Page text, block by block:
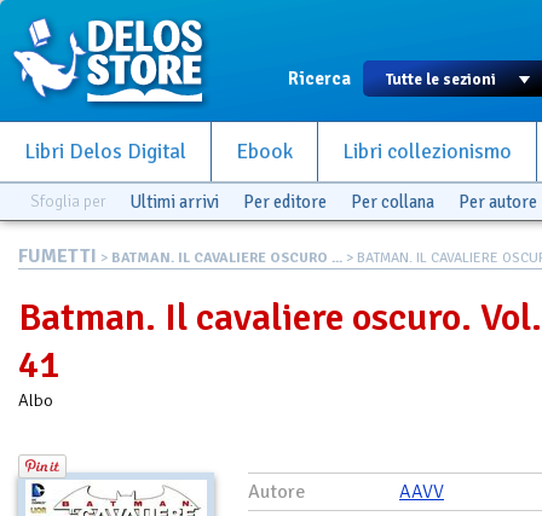
Ricerca
Libri Delos Digital Ebook Libri collezionismo
Sfoglia per Ultimi arrivi Per editore Per collana Per autore
FUMETTI > BATMAN. IL CAVALIERE OSCURO ... > BATMAN. IL CAVALIERE
Batman. Il cavaliere oscuro. Vol.
41
Albo
Autore
AAVV